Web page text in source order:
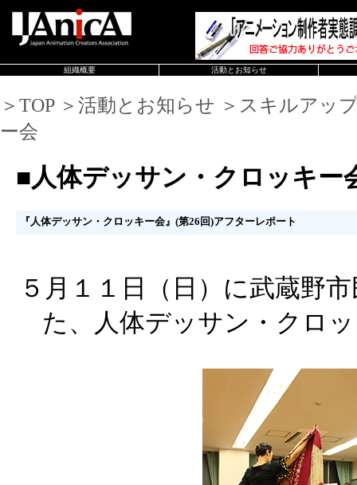
組織概要 活動とお知らせ
＞TOP ＞活動とお知らせ ＞スキルアッ
ー会
■人体デッサン・クロッキー
『人体デッサン・クロッキー会』(第26回)アフターレポート
５月１１日（日）に武蔵野
た、人体デッサン・クロ